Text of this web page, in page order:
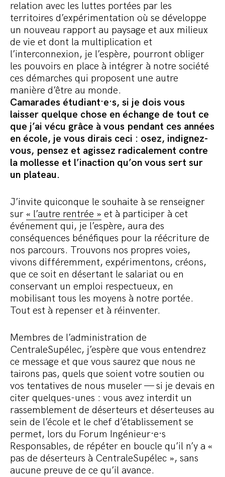
relation avec les luttes portées par les
territoires d’expérimentation où se développe
un nouveau rapport au paysage et aux milieux
de vie et dont la multiplication et
l’interconnexion, je l’espère, pourront obliger
les pouvoirs en place à intégrer à notre société
ces démarches qui proposent une autre
manière d’être au monde.
Camarades étudiant·e·s, si je dois vous
laisser quelque chose en échange de tout ce
que j’ai vécu grâce à vous pendant ces années
en école, je vous dirais ceci : osez, indignez-
vous, pensez et agissez radicalement contre
la mollesse et l’inaction qu’on vous sert sur
un plateau.
J’invite quiconque le souhaite à se renseigner
sur « l’autre rentrée » et à participer à cet
événement qui, je l’espère, aura des
conséquences bénéfiques pour la réécriture de
nos parcours. Trouvons nos propres voies,
vivons différemment, expérimentons, créons,
que ce soit en désertant le salariat ou en
conservant un emploi respectueux, en
mobilisant tous les moyens à notre portée.
Tout est à repenser et à réinventer.
Membres de l’administration de
CentraleSupélec, j’espère que vous entendrez
ce message et que vous saurez que nous ne
tairons pas, quels que soient votre soutien ou
vos tentatives de nous museler — si je devais en
citer quelques-unes : vous avez interdit un
rassemblement de déserteurs et déserteuses au
sein de l’école et le chef d’établissement se
permet, lors du Forum Ingénieur·e·s
Responsables, de répéter en boucle qu’il n’y a «
pas de déserteurs à CentraleSupélec », sans
aucune preuve de ce qu’il avance.